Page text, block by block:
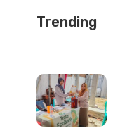
Trending